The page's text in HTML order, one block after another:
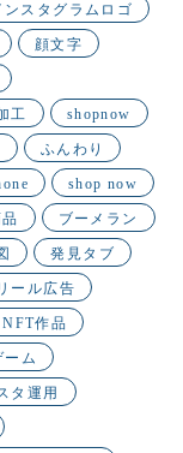
ンスタグラムロゴ
顔文字
工 shopnow
ふんわり
shop now
ブーメラン
発見タブ
ール広告
NFT作品
ーム
タ運用